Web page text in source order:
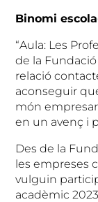
Binomi
“Aula: Les
de la
relació
aconseguir
món
en un avenç i
Des de la
les empreses
vulguin
acadèmic